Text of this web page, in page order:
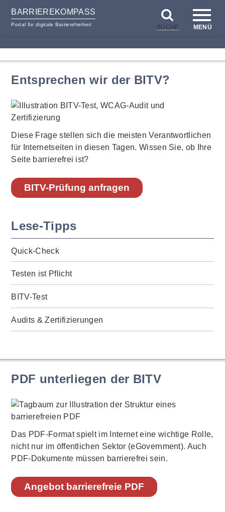
BARRIEREKOMPASS
Portal für digitale Barrierefreiheit SUCHE MENÜ
Entsprechen wir der BITV?
Diese Frage stellen sich die meisten Verantwortlichen
für Internetseiten in diesen Tagen. Wissen Sie, ob Ihre
Seite barrierefrei ist?
BITV-Prüfung anfragen
Lese-Tipps
Quick-Check
Testen ist Pflicht
BITV-Test
Audits & Zertifizierungen
PDF unterliegen der BITV
Das PDF-Format spielt im Internet eine wichtige Rolle,
nicht nur im öffentlichen Sektor (eGovernment). Auch
PDF-Dokumente müssen barrierefrei sein.
Angebot barrierefreie PDF